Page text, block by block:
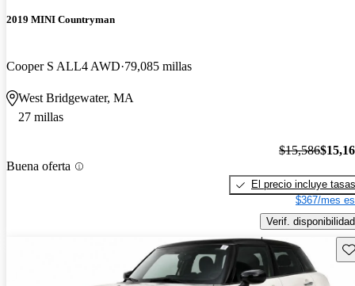
2019 MINI Countryman
Cooper S ALL4 AWD 79,085 millas
West Bridgewater, MA
27 millas
Buena oferta
$15,586
El precio incluye tasas
$367/mes
Verif. disponibilidad